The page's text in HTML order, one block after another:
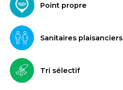
Point propre
Sanitaires plaisanciers
Tri sélectif